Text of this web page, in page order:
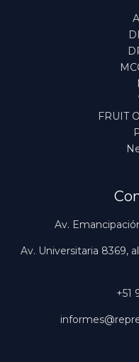
FRUIT
Av.
Av. Universitaria 8369,
+51